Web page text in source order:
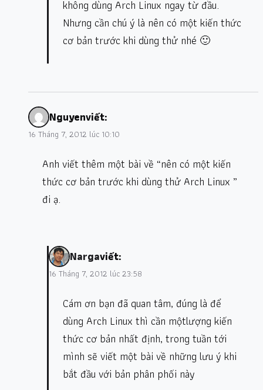
không dùng Arch Linux ngay từ đầu.
Nhưng cần chú ý là nên có một kiến thức
cơ bản trước khi dùng thử nhé 🙂
Nguyenviết:
16 Tháng 7, 2012 lúc 10:10
Anh viết thêm một bài về “nên có một kiến
thức cơ bản trước khi dùng thử Arch Linux ”
đi ạ.
Nargaviết:
16 Tháng 7, 2012 lúc 23:58
Cám ơn bạn đã quan tâm, đúng là để
dùng Arch Linux thì cần mộtlượng kiến
thức cơ bản nhất định, trong tuần tới
mình sẽ viết một bài về những lưu ý khi
bắt đầu với bản phân phối này